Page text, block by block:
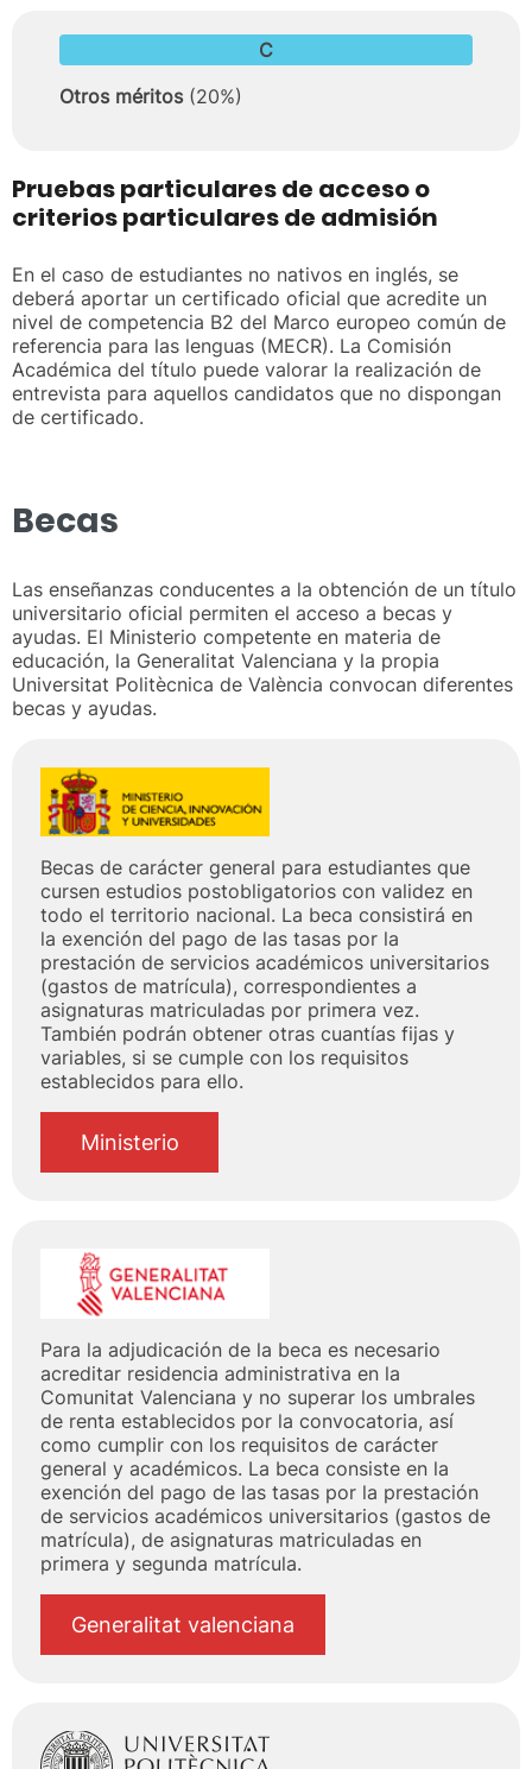
C
Otros méritos(20%)
Pruebas particulares de acceso o
criterios particulares de admisión
En el caso de estudiantes no nativos en inglés, se
deberá aportar un certificado oficial que acredite un
nivel de competencia B2 del Marco europeo común de
referencia para las lenguas (MECR). La Comisión
Académica del título puede valorar la realización de
entrevista para aquellos candidatos que no dispongan
de certificado.
Becas
Las enseñanzas conducentes a la obtención de un título
universitario oficial permiten el acceso a becas y
ayudas. El Ministerio competente en materia de
educación, la Generalitat Valenciana y la propia
Universitat Politècnica de València convocan diferentes
becas y ayudas.
Becas de carácter general para estudiantes que
cursen estudios postobligatorios con validez en
todo el territorio nacional. La beca consistirá en
la exención del pago de las tasas por la
prestación de servicios académicos universitarios
(gastos de matrícula), correspondientes a
asignaturas matriculadas por primera vez.
También podrán obtener otras cuantías fijas y
variables, si se cumple con los requisitos
establecidos para ello.
Ministerio
Para la adjudicación de la beca es necesario
acreditar residencia administrativa en la
Comunitat Valenciana y no superar los umbrales
de renta establecidos por la convocatoria, así
como cumplir con los requisitos de carácter
general y académicos. La beca consiste en la
exención del pago de las tasas por la prestación
de servicios académicos universitarios (gastos de
matrícula), de asignaturas matriculadas en
primera y segunda matrícula.
Generalitat valenciana